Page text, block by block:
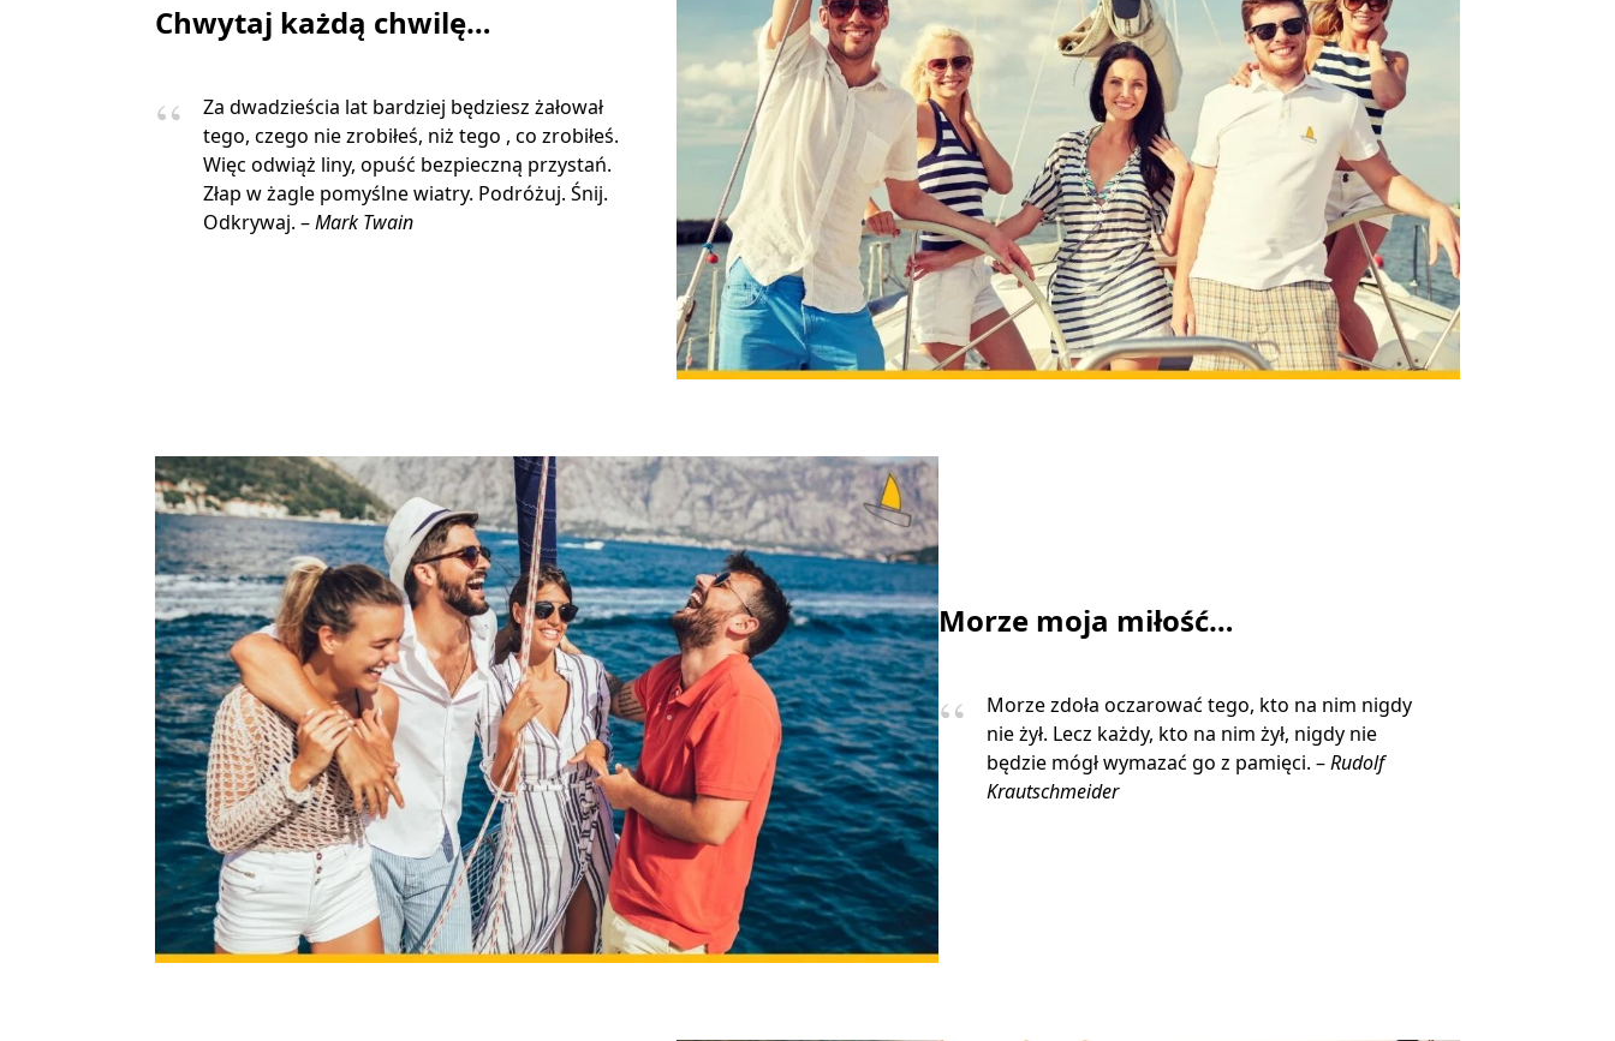
Chwytaj każdą chwilę…
Za dwadzieścia lat bardziej będziesz żałował
tego, czego nie zrobiłeś, niż tego , co zrobiłeś.
Więc odwiąż liny, opuść bezpieczną przystań.
Złap w żagle pomyślne wiatry. Podróżuj. Śnij.
Odkrywaj. –Mark Twain
Morze moja miłość…
Morze zdoła oczarować tego, kto na nim nigdy
nie żył. Lecz każdy, kto na nim żył, nigdy nie
będzie mógł wymazać go z pamięci. –Rudolf
Krautschmeider